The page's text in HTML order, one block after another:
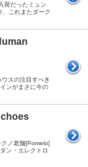
荷だったミュン
これまたダーク
スの注目すべき
ンがまさに今の
ノ老舗[Pomelo]
ン・エレクトロ